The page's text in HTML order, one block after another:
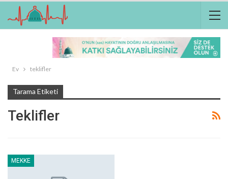
Ev teklifler
Tarama Etiketi
Teklifler
MEKKE